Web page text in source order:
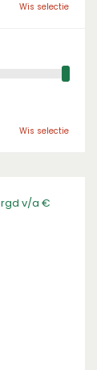
Wis selectie
Wis selectie
v/a €